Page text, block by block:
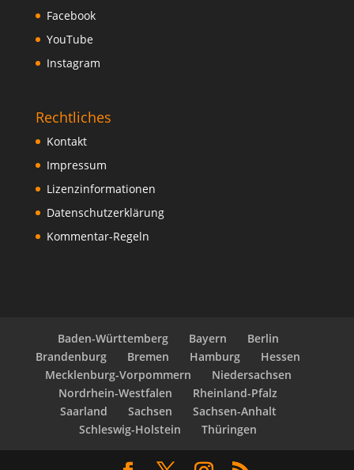
Facebook
YouTube
Instagram
Rechtliches
Kontakt
Impressum
Lizenzinformationen
Datenschutzerklärung
Kommentar-Regeln
Baden-Württemberg Bayern
Berlin
Brandenburg
Bremen Hamburg
Hessen
Mecklenburg-Vorpommern
Niedersachsen
Nordrhein-Westfalen
Rheinland-Pfalz
Saarland
Sachsen
Sachsen-Anhalt
Schleswig-Holstein
Thüringen